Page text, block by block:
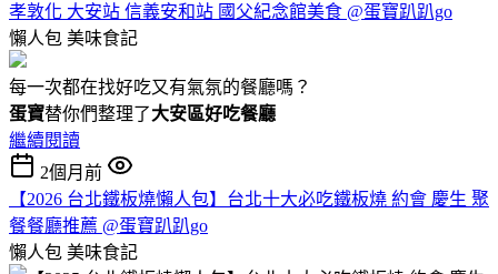
孝敦化 大安站 信義安和站 國父紀念館美食 @蛋寶趴趴go
懶人包 美味食記
每一次都在找好吃又有氣氛的餐廳嗎？
蛋寶替你們整理了大安區好吃餐廳
繼續閱讀
2個月前
【2026 台北鐵板燒懶人包】台北十大必吃鐵板燒 約會 慶生 聚
餐餐廳推薦 @蛋寶趴趴go
懶人包 美味食記